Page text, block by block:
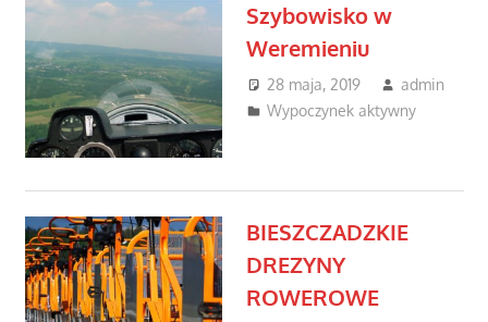
Szybowisko w
Weremieniu
28 maja, 2019
admin
Wypoczynek aktywny
BIESZCZADZKIE
DREZYNY
ROWEROWE